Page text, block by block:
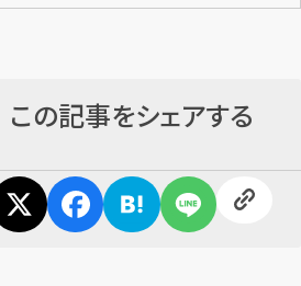
この記事をシェアする